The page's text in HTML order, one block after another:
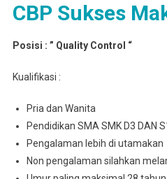
CBP Sukses
Posisi : ” Quality Control “
Kualifikasi :
Pria dan Wanita
Pendidikan SMA SMK D3 DAN
Pengalaman lebih di utamakan
Non pengalaman silahkan